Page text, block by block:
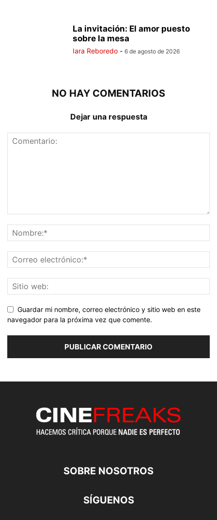
La invitación: El amor puesto
sobre la mesa
Iara Reboredo - 6 de agosto de 2026
NO HAY COMENTARIOS
Dejar una respuesta
Guardar mi nombre, correo electrónico y sitio web en este
navegador para la próxima vez que comente.
SOBRE NOSOTROS
SÍGUENOS